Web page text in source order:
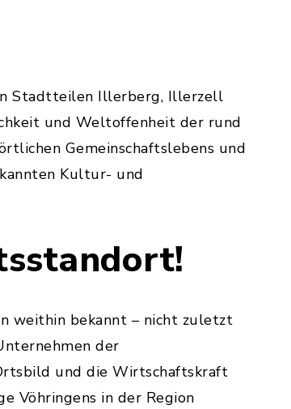
Stadtteilen Illerberg, Illerzell
und Weltoffenheit der rund
Gemeinschaftslebens und
Kultur- und
weithin bekannt – nicht zuletzt
der
und die Wirtschaftskraft
Vöhringens in der Region